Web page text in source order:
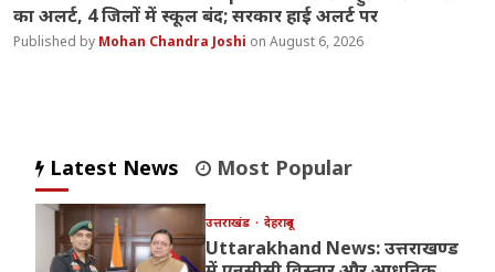
का अलर्ट, 4 जिलों में स्कूल बंद; सरकार हाई अलर्ट पर
Mohan Chandra Joshi August 6, 2026
Latest News Most Popular
उत्तराखंड देहरादून
Uttarakhand News: उत्तराखण्ड